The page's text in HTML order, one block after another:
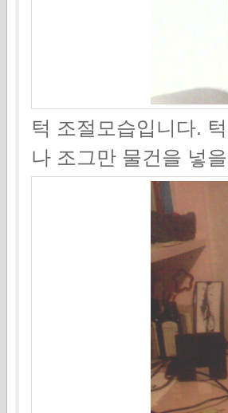
턱 조절모습입니다.
나 조그만 물건을 넣